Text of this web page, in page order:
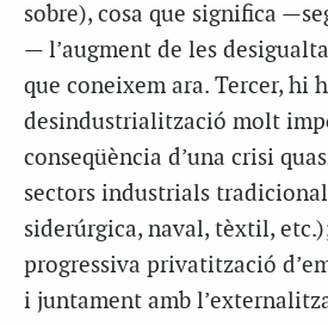
sobre), cosa que significa
— l’augment de les
que coneixem ara. Tercer, hi
desindustrialització molt
conseqüència d’una crisi
sectors industrials
siderúrgica, naval, tèxtil,
progressiva privatització
i juntament amb